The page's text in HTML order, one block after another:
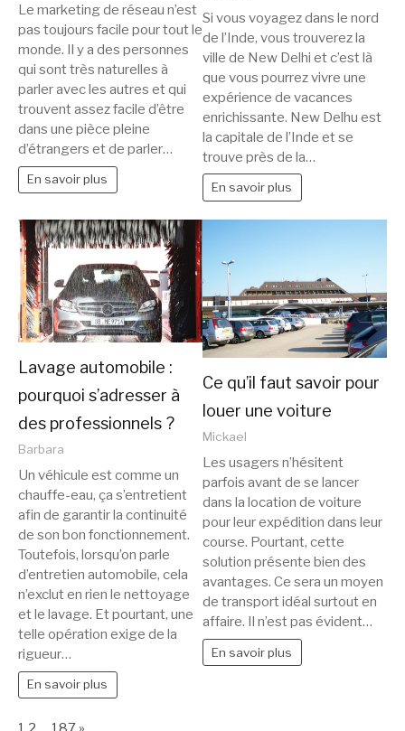
Le marketing de réseau n’est
pas toujours facile pour tout le
monde. Il y a des personnes
qui sont très naturelles à
parler avec les autres et qui
trouvent assez facile d’être
dans une pièce pleine
d’étrangers et de parler…
En savoir plus
Si vous voyagez dans le nord
de l’Inde, vous trouverez la
ville de New Delhi et c’est là
que vous pourrez vivre une
expérience de vacances
enrichissante. New Delhu est
la capitale de l’Inde et se
trouve près de la…
En savoir plus
Lavage automobile :
pourquoi s’adresser à
des professionnels ?
Barbara
Un véhicule est comme un
chauffe-eau, ça s’entretient
afin de garantir la continuité
de son bon fonctionnement.
Toutefois, lorsqu’on parle
d’entretien automobile, cela
n’exclut en rien le nettoyage
et le lavage. Et pourtant, une
telle opération exige de la
rigueur…
En savoir plus
Ce qu’il faut savoir pour
louer une voiture
Mickael
Les usagers n’hésitent
parfois avant de se lancer
dans la location de voiture
pour leur expédition dans leur
course. Pourtant, cette
solution présente bien des
avantages. Ce sera un moyen
de transport idéal surtout en
affaire. Il n’est pas évident…
En savoir plus
Page: Next